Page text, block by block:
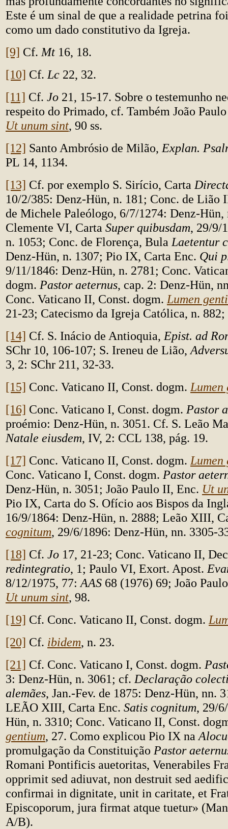
Este é um sinal de que a realidade petrina
como um dado constitutivo da Igreja.
[9] Cf. Mt 16, 18.
[10] Cf. Lc 22, 32.
[11] Cf. Jo 21, 15-17. Sobre o testemunho
respeito do Primado, cf. Também João
Ut unum sint, 90 ss.
[12] Santo Ambrósio de Milão, Explan.
PL 14, 1134.
[13] Cf. por exemplo S. Sirício, Carta
10/2/385: Denz-Hün, n. 181; Conc. de Lião
de Michele Paleólogo, 6/7/1274: Denz-Hün,
Clemente VI, Carta Super quibusdam, 29/9/
n. 1053; Conc. de Florença, Bula Laetentur
Denz-Hün, n. 1307; Pio IX, Carta Enc. Qui
9/11/1846: Denz-Hün, n. 2781; Conc.
dogm. Pastor aeternus, cap. 2: Denz-Hün,
Conc. Vaticano II, Const. dogm. Lumen
21-23; Catecismo da Igreja Católica, n. 882;
[14] Cf. S. Inácio de Antioquia, Epist. ad
SChr 10, 106-107; S. Ireneu de Lião,
3, 2: SChr 211, 32-33.
[15] Conc. Vaticano II, Const. dogm. Lumen
[16] Conc. Vaticano I, Const. dogm. Pastor
proémio: Denz-Hün, n. 3051. Cf. S. Leão
Natale eiusdem, IV, 2: CCL 138, pág. 19.
[17] Conc. Vaticano II, Const. dogm. Lumen
Conc. Vaticano I, Const. dogm. Pastor
Denz-Hün, n. 3051; João Paulo II, Enc. Ut
Pio IX, Carta do S. Ofício aos Bispos da
16/9/1864: Denz-Hün, n. 2888; Leão XIII,
cognitum, 29/6/1896: Denz-Hün, nn. 3305-
[18] Cf. Jo 17, 21-23; Conc. Vaticano II,
redintegratio, 1; Paulo VI, Exort. Apost.
8/12/1975, 77: AAS 68 (1976) 69; João
Ut unum sint, 98.
[19] Cf. Conc. Vaticano II, Const. dogm.
[20] Cf. ibidem, n. 23.
[21] Cf. Conc. Vaticano I, Const. dogm.
3: Denz-Hün, n. 3061; cf. Declaração
alemães, Jan.-Fev. de 1875: Denz-Hün, nn.
LEÃO XIII, Carta Enc. Satis cognitum, 29/
Hün, n. 3310; Conc. Vaticano II, Const.
gentium, 27. Como explicou Pio IX na
promulgação da Constituição Pastor
Romani Pontificis auetoritas, Venerabiles
opprimit sed adiuvat, non destruit sed
confirmai in dignitate, unit in caritate, et
Episcoporum, jura firmat atque tuetur»
A/B).